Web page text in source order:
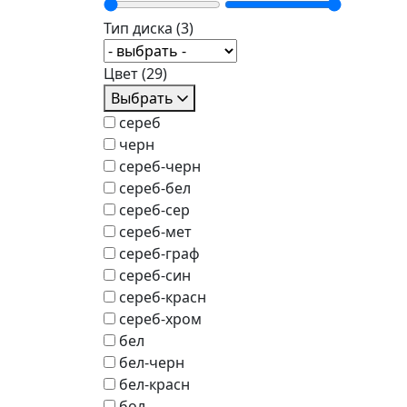
Тип диска (3)
Цвет(29)
Выбрать
сереб
черн
сереб-черн
сереб-бел
сереб-сер
сереб-мет
сереб-граф
сереб-син
сереб-красн
сереб-хром
бел
бел-черн
бел-красн